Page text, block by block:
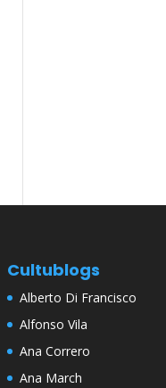
Cultublogs
Alberto Di Francisco
Alfonso Vila
Ana Correro
Ana March